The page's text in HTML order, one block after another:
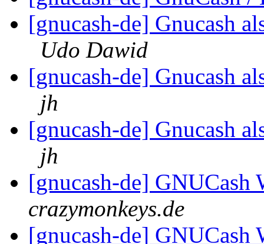
[gnucash-de] Gnucash
Udo Dawid
[gnucash-de] Gnucash
jh
[gnucash-de] Gnucash
jh
[gnucash-de]
crazymonkeys.de
[gnucash-de]